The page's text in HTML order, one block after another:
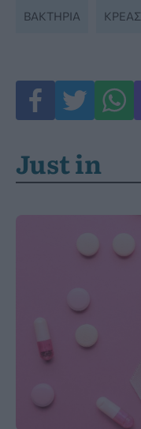
ΒΑΚΤΉΡΙΑ ΚΡΈΑΣ
Just in